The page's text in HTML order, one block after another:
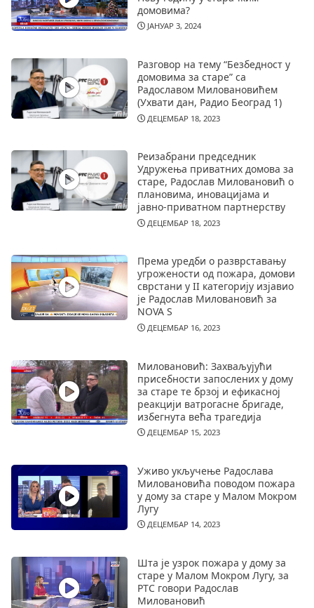
домовима?
ЈАНУАР 3, 2024
Разговор на тему “Безбедност у
домовима за старе” са
Радославом Миловановићем
(Ухвати дан, Радио Београд 1)
ДЕЦЕМБАР 18, 2023
Реизабрани председник
Удружења приватних домова за
старе, Радослав Миловановић о
плановима, иновацијама и
јавно-приватном партнерству
ДЕЦЕМБАР 18, 2023
Према уредби о разврставању
угрожености од пожара, домови
сврстани у II категорију изјавио
је Радослав Миловановић за
NOVA S
ДЕЦЕМБАР 16, 2023
Миловановић: Захваљујући
присебности запослених у дому
за старе те брзој и ефикасној
реакцији ватрогасне бригаде,
избегнута већа трагедија
ДЕЦЕМБАР 15, 2023
Уживо укључење Радослава
Миловановића поводом пожара
у дому за старе у Малом Мокром
Лугу
ДЕЦЕМБАР 14, 2023
Шта је узрок пожара у дому за
старе у Малом Мокром Лугу, за
РТС говори Радослав
Миловановић